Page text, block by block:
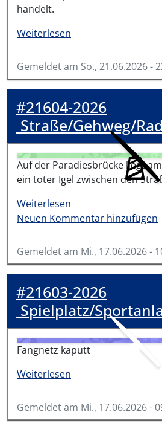
handelt.
Weiterlesen
Gemeldet am So., 21.06.2026 -
#21604-2026
Straße/Gehweg/
Auf der Paradiesbrücke liegt
ein toter Igel zwischen den
Weiterlesen
Neuen Kommentar hinzufügen
Gemeldet am Mi., 17.06.2026 -
#21603-2026
Spielplatz/
Fangnetz kaputt
Weiterlesen
Gemeldet am Mi., 17.06.2026 -